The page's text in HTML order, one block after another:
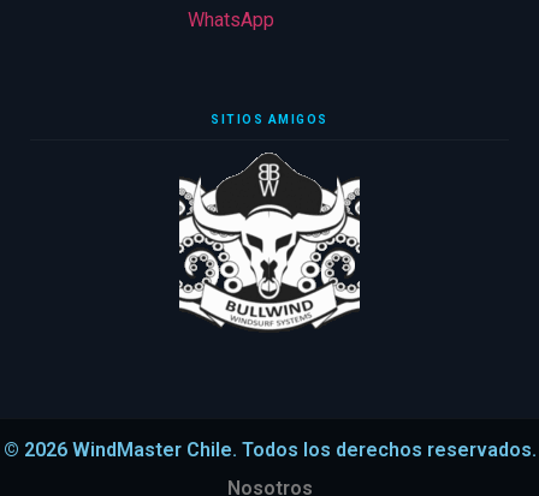
WhatsApp
SITIOS AMIGOS
© 2026 WindMaster Chile. Todos los derechos reservados.
Nosotros